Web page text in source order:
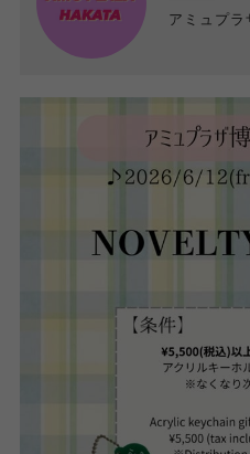
アミュプラ